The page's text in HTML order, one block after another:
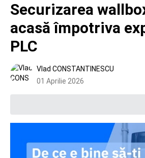
Securizarea
acasă împotriva
PLC
Vlad CONSTANTINESCU
01 Aprilie 2026